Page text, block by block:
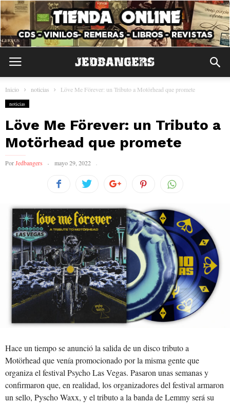
Inicio noticias Löve Me Förever: un Tributo a Motörhead que promete
noticias
Löve Me Förever: un Tributo a
Motörhead que promete
PorJedbangers mayo 29, 2022
Hace un tiempo se anunció la salida de un disco tributo a
Motörhead que venía promocionado por la misma gente que
organiza el festival Psycho Las Vegas. Pasaron unas semanas y
confirmaron que, en realidad, los organizadores del festival armaron
un sello, Pyscho Waxx, y el tributo a la banda de Lemmy será su